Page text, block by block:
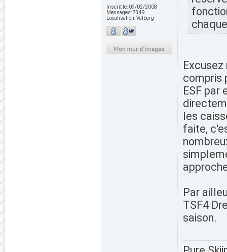
Inscrit le: 09/02/2008
Messages:7349
Localisation:Valberg
compris
ESF par
les
faite,
Par
TSF4
saison.